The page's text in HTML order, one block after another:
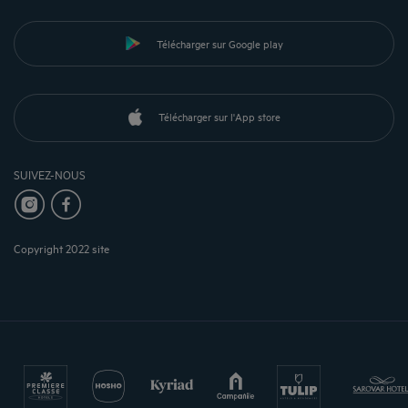
Télécharger sur Google play
Télécharger sur l'App store
SUIVEZ-NOUS
Copyright 2022 site